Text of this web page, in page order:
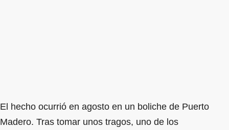
El hecho ocurrió en agosto en un boliche de Puerto
Madero. Tras tomar unos tragos, uno de los